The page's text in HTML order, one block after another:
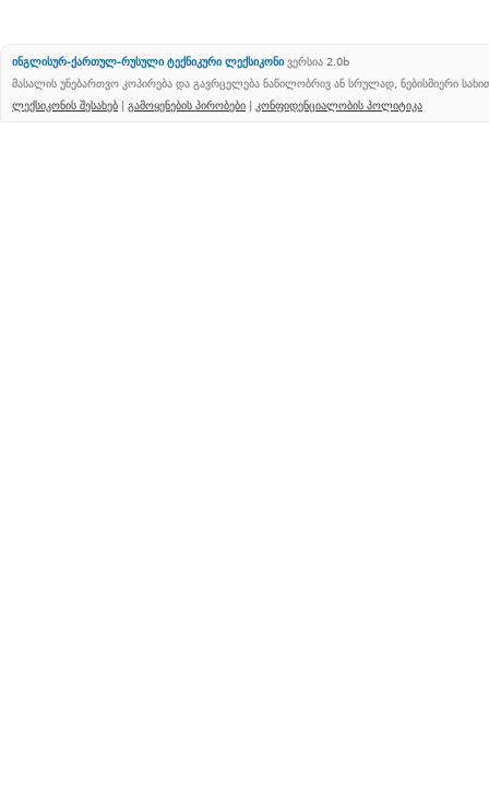
ინგლისურ-ქართულ-რუსული ტექნიკური ლექსიკონი ვერსია 2.0b
მასალის უნებართვო კოპირება და გავრცელება ნაწილობრივ ან სრულად, ნებისმიერი
ლექსიკონის შესახებ | გამოყენების პირობები | კონფიდენციალობის პოლიტიკა